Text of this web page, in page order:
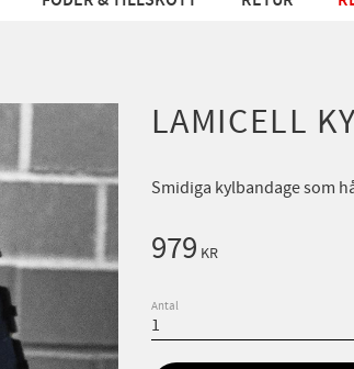
LAMICELL
Smidiga kylbandage som
979 KR
Antal